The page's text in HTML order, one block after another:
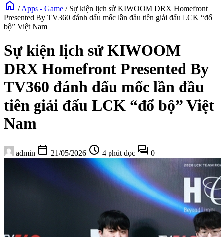
home / Apps - Game / Sự kiện lịch sử KIWOOM DRX Homefront
Presented By TV360 đánh dấu mốc lần đầu tiên giải đấu LCK “đổ
bộ” Việt Nam
Sự kiện lịch sử KIWOOM
DRX Homefront Presented By
TV360 đánh dấu mốc lần đầu
tiên giải đấu LCK “đổ bộ” Việt
Nam
admin calendar_today 21/05/2026 schedule 4 phút đọc forum 0